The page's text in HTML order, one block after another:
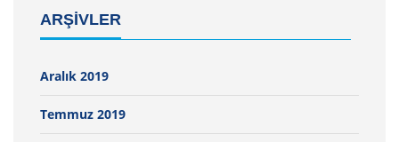
ARŞIVLER
Aralık 2019
Temmuz 2019